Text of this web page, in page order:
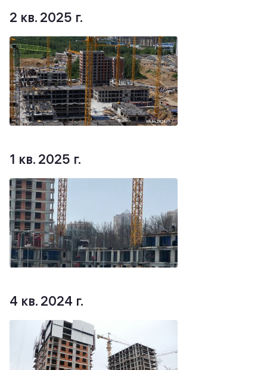
2 кв. 2025 г.
1 кв. 2025 г.
4 кв. 2024 г.